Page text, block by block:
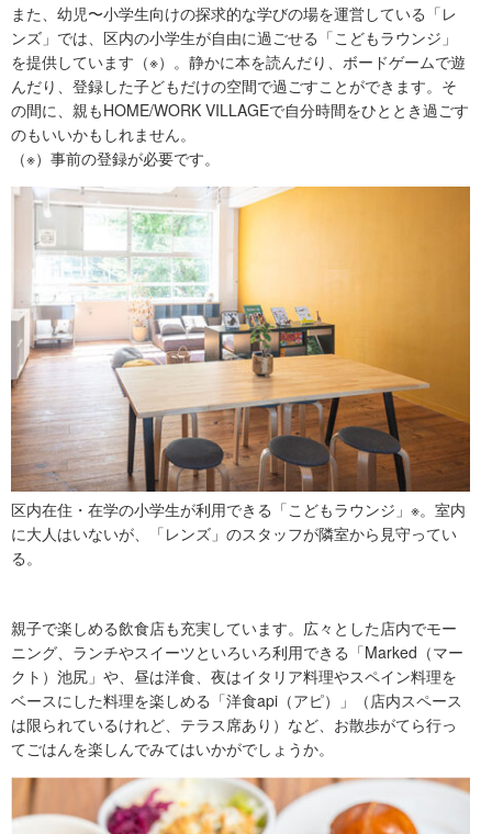
また、幼児〜小学生向けの探求的な学びの場を運営している「レ
ンズ」では、区内の小学生が自由に過ごせる「こどもラウンジ」
を提供しています（※）。静かに本を読んだり、ボードゲームで遊
んだり、登録した子どもだけの空間で過ごすことができます。そ
の間に、親もHOME/WORK VILLAGEで自分時間をひととき過ごす
のもいいかもしれません。
（※）事前の登録が必要です。
区内在住・在学の小学生が利用できる「こどもラウンジ」※。室内
に大人はいないが、「レンズ」のスタッフが隣室から見守ってい
る。
親子で楽しめる飲食店も充実しています。広々とした店内でモー
ニング、ランチやスイーツといろいろ利用できる「Marked（マー
クト）池尻」や、昼は洋食、夜はイタリア料理やスペイン料理を
ベースにした料理を楽しめる「洋食api（アピ）」（店内スペース
は限られているけれど、テラス席あり）など、お散歩がてら行っ
てごはんを楽しんでみてはいかがでしょうか。